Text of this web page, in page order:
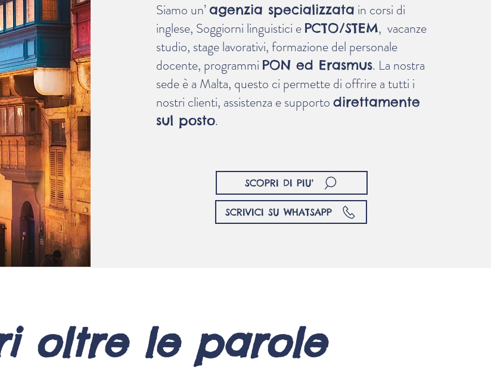
Siamo un’agenzia specializzata in corsi di
inglese, Soggiorni linguistici e PCTO/STEM, vacanze
studio, stage lavorativi, formazione del personale
docente, programmi PON ed Erasmus. La nostra
sede è a Malta, questo ci permette di offrire a tutti i
nostri clienti, assistenza e supporto direttamente
sul posto.
SCOPRI DI PIU'
SCRIVICI SU WHATSAPP
oltre le parole